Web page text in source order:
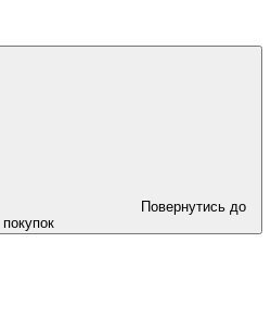
Повернутись до
покупок